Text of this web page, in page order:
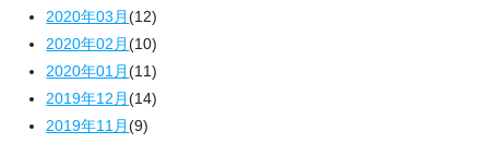
2020年03月(12)
2020年02月(10)
2020年01月(11)
2019年12月(14)
2019年11月(9)